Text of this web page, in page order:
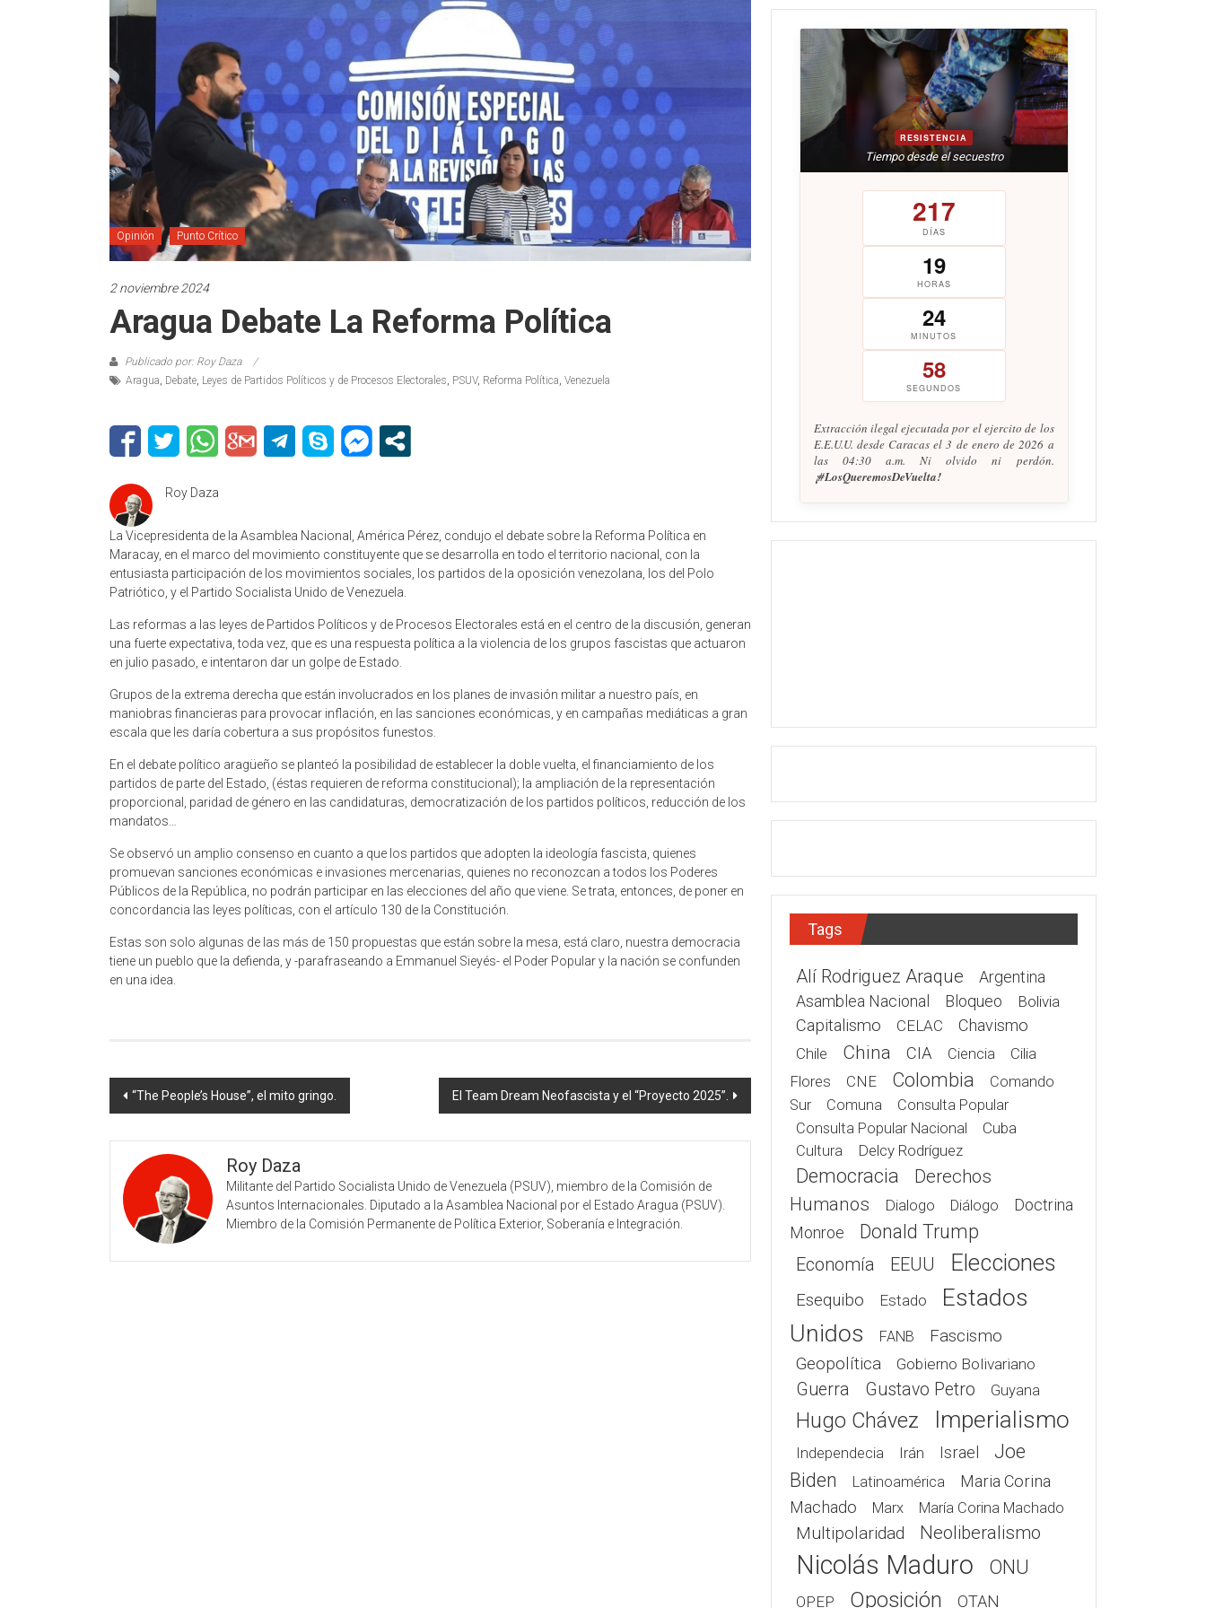
Opinión Punto Crítico
2 noviembre 2024
Aragua Debate La Reforma Política
Publicado por: Roy Daza
Aragua, Debate, Leyes de Partidos Políticos y de Procesos Electorales, PSUV, Reforma Política, Venezuela
Roy Daza
La Vicepresidenta de la Asamblea Nacional, América Pérez, condujo el debate sobre la Reforma Política en
Maracay, en el marco del movimiento constituyente que se desarrolla en todo el territorio nacional, con la
entusiasta participación de los movimientos sociales, los partidos de la oposición venezolana, los del Polo
Patriótico, y el Partido Socialista Unido de Venezuela.
Las reformas a las leyes de Partidos Políticos y de Procesos Electorales está en el centro de la discusión, generan
una fuerte expectativa, toda vez, que es una respuesta política a la violencia de los grupos fascistas que actuaron
en julio pasado, e intentaron dar un golpe de Estado.
Grupos de la extrema derecha que están involucrados en los planes de invasión militar a nuestro país, en
maniobras financieras para provocar inflación, en las sanciones económicas, y en campañas mediáticas a gran
escala que les daría cobertura a sus propósitos funestos.
En el debate político aragüeño se planteó la posibilidad de establecer la doble vuelta, el financiamiento de los
partidos de parte del Estado, (éstas requieren de reforma constitucional); la ampliación de la representación
proporcional, paridad de género en las candidaturas, democratización de los partidos políticos, reducción de los
mandatos…
Se observó un amplio consenso en cuanto a que los partidos que adopten la ideología fascista, quienes
promuevan sanciones económicas e invasiones mercenarias, quienes no reconozcan a todos los Poderes
Públicos de la República, no podrán participar en las elecciones del año que viene. Se trata, entonces, de poner en
concordancia las leyes políticas, con el artículo 130 de la Constitución.
Estas son solo algunas de las más de 150 propuestas que están sobre la mesa, está claro, nuestra democracia
tiene un pueblo que la defienda, y -parafraseando a Emmanuel Sieyés- el Poder Popular y la nación se confunden
en una idea.
Navegación
entradas
“The People’s House”, el mito gringo. El Team Dream Neofascista y el “Proyecto 2025”.
Roy Daza
Militante del Partido Socialista Unido de Venezuela (PSUV), miembro de la Comisión de
Asuntos Internacionales. Diputado a la Asamblea Nacional por el Estado Aragua (PSUV).
Miembro de la Comisión Permanente de Política Exterior, Soberanía e Integración.
RESISTENCIA
Tiempo desde el secuestro
217
DÍAS
19
HORAS
24
MINUTOS
59
SEGUNDOS
Extracción ilegal ejecutada por el ejercito de los
E.E.U.U. desde Caracas el 3 de enero de 2026 a
las 04:30 a.m. Ni olvido ni perdón.
¡#LosQueremosDeVuelta!
Tags
Alí Rodriguez Araque
Argentina
Asamblea Nacional
Bloqueo Bolivia
Capitalismo CELAC Chavismo
Chile China CIA Ciencia
Cilia
Flores
CNE Colombia
Comando
Sur
Comuna
Consulta Popular
Consulta Popular Nacional
Cuba
Cultura Delcy Rodríguez
Democracia
Derechos
Humanos
Dialogo Diálogo
Doctrina
Monroe
Donald Trump
Economía EEUU Elecciones
Esequibo Estado
Estados
Unidos
FANB Fascismo
Geopolítica Gobierno Bolivariano
Guerra Gustavo Petro Guyana
Hugo Chávez Imperialismo
Independecia Irán Israel
Joe
Biden
Latinoamérica
Maria Corina
Machado
Marx María Corina Machado
Multipolaridad Neoliberalismo
Nicolás Maduro ONU
OPEP Oposición
OTAN